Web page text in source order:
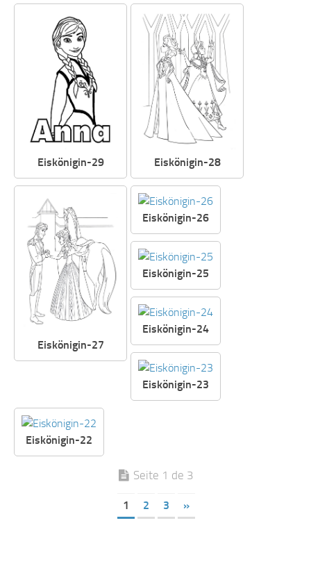
Eiskönigin-29 Eiskönigin-28
Eiskönigin-27
Eiskönigin-26
Eiskönigin-25
Eiskönigin-24
Eiskönigin-23
Eiskönigin-22
Seite 1 de 3
1 2 3 »